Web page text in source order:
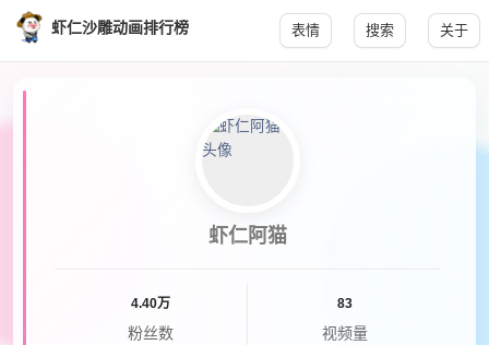
虾仁沙雕动画排行榜 表情 搜索 关于
虾仁阿猫
4.40万
粉丝数
83
视频量